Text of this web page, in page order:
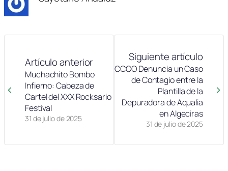
Artículo anterior
31 de julio de 2025
Muchachito Bombo
Infierno: Cabeza de
Cartel del XXX Rocksario
Festival
Siguiente artículo
31 de julio de 2025
CCOO Denuncia un Caso
de Contagio entre la
Plantilla de la
Depuradora de Aqualia
en Algeciras